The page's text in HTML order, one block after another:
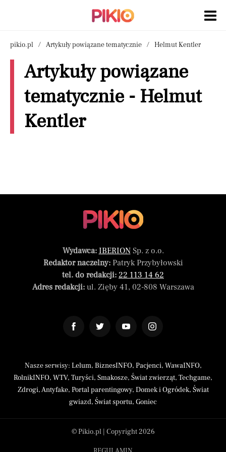
pikio.pl Artykuły powiązane tematycznie Helmut Kentler
Artykuły powiązane
tematycznie - Helmut
Kentler
Wydawca: IBERIONSp. z o.o.
Redaktor naczelny:Patryk Przybyłowski
tel. do redakcji: 22 113 14 62
Adres redakcji:ul. Zięby 41, 02-808 Warszawa
Nasze serwisy: Lelum, BiznesINFO, Pacjenci, WawaINFO,
RolnikINFO, WTV, Turyści, Smakosze, Świat zwierząt, Techgame,
Zdrogi,Antyfake, Portal parentingowy, Domek i Ogródek, Świat
gwiazd, Świat sportu, Goniec
© Pikio.pl | Copyright 2026